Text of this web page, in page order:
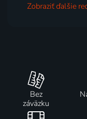
Zobraziť ďalšie
Bez
záväzku